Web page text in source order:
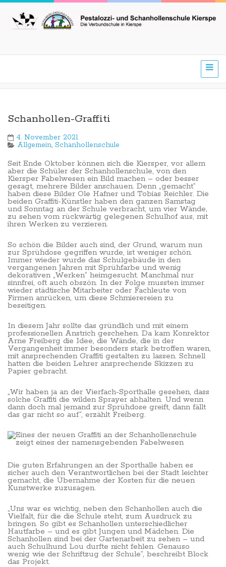
Schanhollen-Graffiti
4. November 2021
Allgemein, Schanhollenschule
Seit Ende Oktober können sich die Kiersper, vor allem
aber die Schüler der Schanhollenschule, von den
Kiersper Fabelwesen ein Bild machen – oder besser
gesagt, mehrere Bilder anschauen. Denn „gemacht“
haben diese Bilder Ole Hafner und Tobias Reichler. Die
beiden Graffiti-Künstler haben den ganzen Samstag
und Sonntag an der Schule verbracht, um vier Wände,
zu sehen vom rückwärtig gelegenen Schulhof aus, mit
ihren Werken zu verzieren.
So schön die Bilder auch sind, der Grund, warum nun
zur Sprühdose gegriffen wurde, ist weniger schön.
Immer wieder wurde das Schulgebäude in den
vergangenen Jahren mit Sprühfarbe und wenig
dekorativen „Werken“ heimgesucht. Manchmal nur
sinnfrei, oft auch obszön. In der Folge mussten immer
wieder städtische Mitarbeiter oder Fachleute von
Firmen anrücken, um diese Schmierereien zu
beseitigen.
In diesem Jahr sollte das gründlich und mit einem
professionellen Anstrich geschehen. Da kam Konrektor
Arne Freiberg die Idee, die Wände, die in der
Vergangenheit immer besonders stark betroffen waren,
mit ansprechenden Graffiti gestalten zu lassen. Schnell
hatten die beiden Lehrer ansprechende Skizzen zu
Papier gebracht.
„Wir haben ja an der Vierfach-Sporthalle gesehen, dass
solche Graffiti die wilden Sprayer abhalten. Und wenn
dann doch mal jemand zur Sprühdose greift, dann fällt
das gar nicht so auf“, erzählt Freiberg.
Die guten Erfahrungen an der Sporthalle haben es
sicher auch den Verantwortlichen bei der Stadt leichter
gemacht, die Übernahme der Kosten für die neuen
Kunstwerke zuzusagen.
„Uns war es wichtig, neben den Schanhollen auch die
Vielfalt, für die die Schule steht, zum Ausdruck zu
bringen. So gibt es Schanhollen unterschiedlicher
Hautfarbe – und es gibt Jungen und Mädchen. Die
Schanhollen sind bei der Gartenarbeit zu sehen – und
auch Schulhund Lou durfte nicht fehlen. Genauso
wenig wie der Schriftzug der Schule“, beschreibt Block
das Projekt.